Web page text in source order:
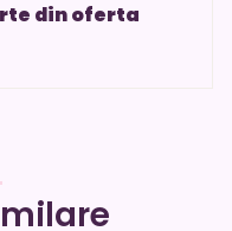
din oferta